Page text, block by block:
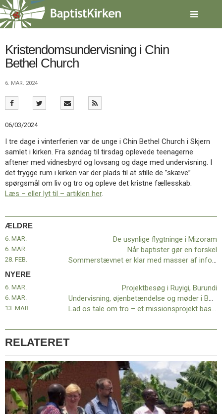
Spring
menu
over
gå
indholdVend
forsiden
Forside
3.0:
Kalender
4.0:
Inspiration
5.0:
Værktøjskassen
6.0:
Mission
7.0:
Om
BaptistKirken
8.0:
Kontakt
10.0:
Nyheder
11.0:
Kalender
12.0:
Inspiration
13.0:
Værktøjskassen
14.0:
Mission
15.0:
Om
16.0:
Kontakt
Næste
Projektbesøg
Ruyigi,
BurundiForrige
indlæg:
De
usynlige
flygtninge
Kristendomsundervisning i Chin
Bethel Church
6. MAR. 2024
06/03/2024
I tre dage i vinterferien var de unge i Chin Bethel Church i Skjern
samlet i kirken. Fra søndag til tirsdag oplevede teenagerne
aftener med vidnesbyrd og lovsang og dage med undervisning. I
det trygge rum i kirken var der plads til at stille de ”skæve”
spørgsmål om liv og tro og opleve det kristne fællesskab.
Læs – eller lyt til – artiklen her.
ÆLDRE
6. MAR. De usynlige flygtninge i Mizoram
6. MAR. Når baptister gør en forskel
28. FEB. Sommerstævnet er klar med masser af information
NYERE
Projektbesøg i Ruyigi, Burundi
6. MAR.
Undervisning, øjenbetændelse og møder i Burundi
6. MAR.
Lad os tale om tro – et missionsprojekt baseret på din samtale!
13. MAR.
RELATERET